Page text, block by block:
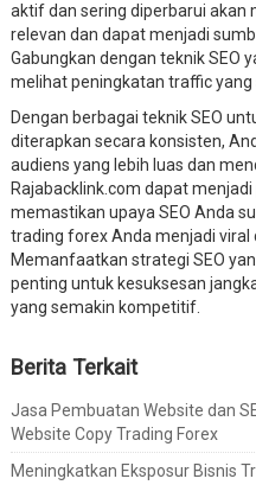
aktif dan sering diperbarui
relevan dan dapat menjadi
Gabungkan dengan teknik SEO
melihat peningkatan traffic yang
Dengan berbagai teknik SEO
diterapkan secara konsisten,
audiens yang lebih luas dan
Rajabacklink.com dapat
memastikan upaya SEO Anda
trading forex Anda menjadi viral
Memanfaatkan strategi SEO
penting untuk kesuksesan
yang semakin kompetitif.
Berita Terkait
Jasa Pembuatan Website dan
Website Copy Trading Forex
Meningkatkan Eksposur Bisnis